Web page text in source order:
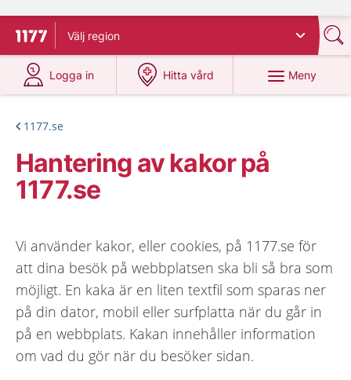
Till startsidan för 1177
Välj region
Logga in
på 1177.se
Hitta vård
på 1177.se
Meny
1177.se
Hantering av kakor på
1177.se
Vi använder kakor, eller cookies, på 1177.se för
att dina besök på webbplatsen ska bli så bra som
möjligt. En kaka är en liten textfil som sparas ner
på din dator, mobil eller surfplatta när du går in
på en webbplats. Kakan innehåller information
om vad du gör när du besöker sidan.